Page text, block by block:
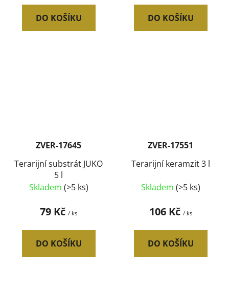
DO KOŠÍKU DO KOŠÍKU
ZVER-17645
Terarijní substrát JUKO
5 l
Skladem (>5 ks)
79 Kč / ks
DO KOŠÍKU
ZVER-17551
Terarijní keramzit 3 l
Skladem (>5 ks)
106 Kč / ks
DO KOŠÍKU